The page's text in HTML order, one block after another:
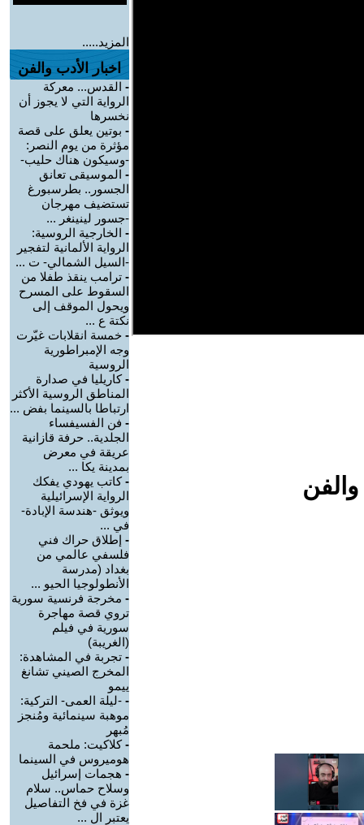
المزيد.....
اخبار الأدب والفن
- القدس... معركة
الرواية التي لا يجوز أن
نخسرها
- بوتين يعلق على قصة
مؤثرة من يوم النصر:
-وسيكون هناك حليب-
- الموسيقى تعانق
الجسور.. بطرسبورغ
تستضيف مهرجان
-جسور لينينغر ...
- الخارجية الروسية:
الرواية الألمانية لتفجير
-السيل الشمالي- ت ...
- ترامب ينقذ طفلا من
السقوط على المسرح
ويحول الموقف إلى
نكتة ع ...
- خمسة انقلابات غيّرت
وجه الإمبراطورية
الروسية
-كاريليا في صدارة
المناطق الروسية الأكثر
ارتباطا بالسينما بفض ...
- فن الفسيفساء
الجلدية.. حرفة قازانية
عريقة في معرض
بمدينة يكا ...
-كاتب يهودي يفكك
الرواية الإسرائيلية
ويوثق -هندسة الإبادة-
في ...
- إطلاق حراك فني
فلسفي عالمي من
بغداد (مدرسة
الأنطولوجيا الحيو ...
- مخرجة فرنسية سورية
تروي قصة مهاجرة
سورية في فيلم
(الغريبة)
- تجربة في المشاهدة:
المخرج الصيني تشانغ
ييمو
- -ليلة العمى- التركية:
موهبة سينمائية ومُنجز
مُبهر
-كلاكيت: ملحمة
هوميروس في السينما
- هجمات إسرائيل
وسلاح حماس.. سلام
غزة في فخ التفاصيل
يعتبر ال ...